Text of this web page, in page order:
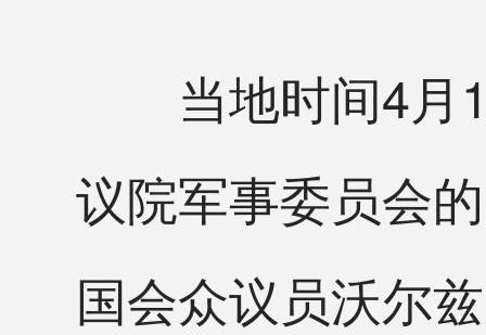
当地时间4月
议院军事委员会
国会众议员沃尔